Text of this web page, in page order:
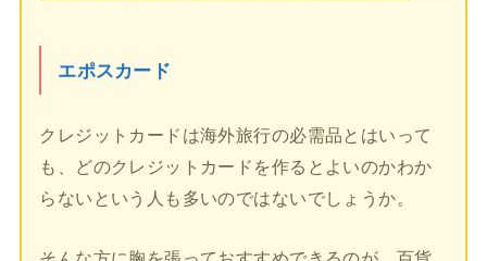
エポスカード
クレジットカードは海外旅行の必需品とはいって
も、どのクレジットカードを作るとよいのかわか
らないという人も多いのではないでしょうか。